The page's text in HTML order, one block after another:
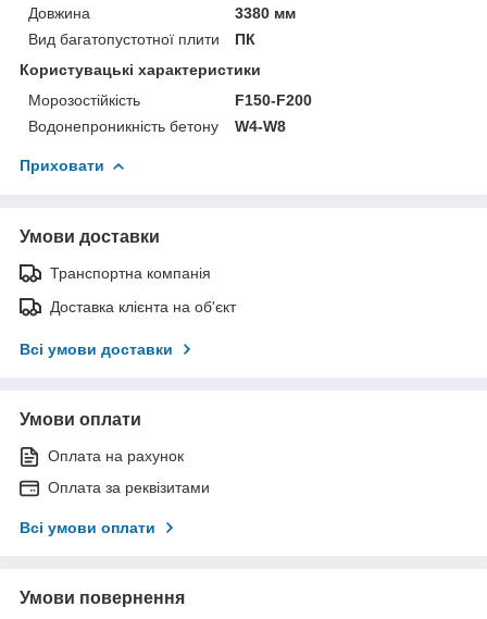
Довжина
3380 мм
Вид багатопустотної плити
ПК
Користувацькi характеристики
Морозостійкість
F150-F200
Водонепроникність бетону
W4-W8
Приховати
Умови доставки
Транспортна компанія
Доставка клієнта на об'єкт
Всі умови доставки
Умови оплати
Оплата на рахунок
Оплата за реквізитами
Всі умови оплати
Умови повернення